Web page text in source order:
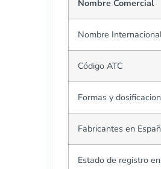
Nombre Comercial
Nombre
Código ATC
Formas y
Fabricantes en
Estado de registro